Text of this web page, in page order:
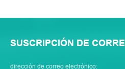
SUSCRIPCIÓN DE